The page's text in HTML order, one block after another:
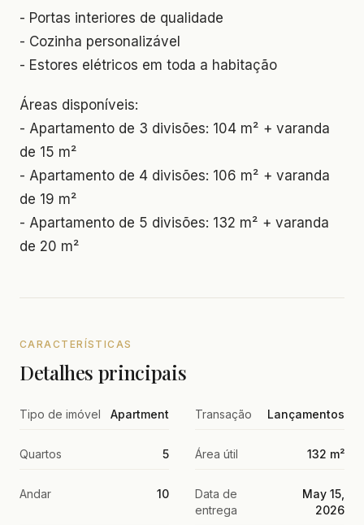
- Portas interiores de qualidade
- Cozinha personalizável
- Estores elétricos em toda a habitação
Áreas disponíveis:
- Apartamento de 3 divisões: 104 m² + varanda
de 15 m²
- Apartamento de 4 divisões: 106 m² + varanda
de 19 m²
- Apartamento de 5 divisões: 132 m² + varanda
de 20 m²
CARACTERÍSTICAS
Detalhes principais
Tipo de imóvel Apartment Transação Lançamentos
Quartos 5 Área útil 132 m²
Andar 10
Data de
entrega
May 15,
2026